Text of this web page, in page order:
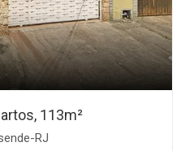
113m²
RJ